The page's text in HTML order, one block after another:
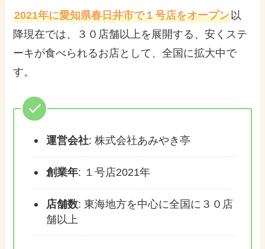
2021年に愛知県春日井市で１号店をオープン 以
降現在では、３０店舗以上を展開する、安くステ
ーキが食べられるお店として、全国に拡大中で
す。
運営会社: 株式会社あみやき亭
創業年: １号店2021年
店舗数: 東海地方を中心に全国に３０店
舗以上